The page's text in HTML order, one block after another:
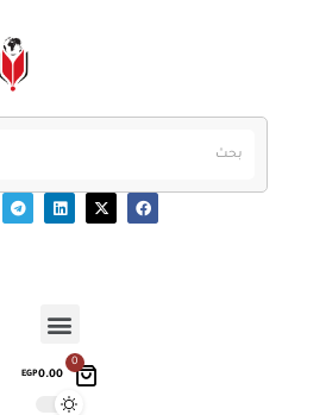
0
EGP0.00